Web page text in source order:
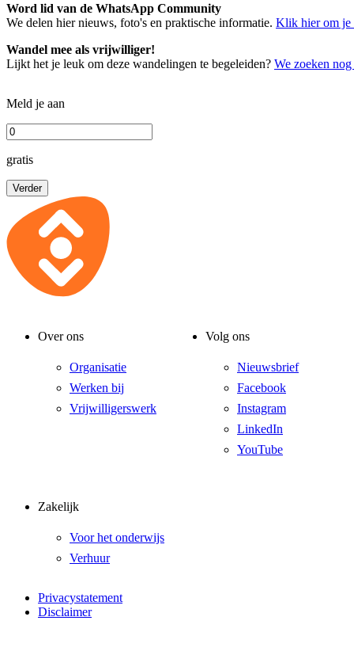
Word lid van de WhatsApp Community
We delen hier nieuws, foto's en praktische informatie. Klik hier om je
Wandel mee als vrijwilliger!
Lijkt het je leuk om deze wandelingen te begeleiden? We zoeken
Meld je aan
gratis
Verder
Over ons
Organisatie
Werken bij
Vrijwilligerswerk
Volg ons
Nieuwsbrief
Facebook
Instagram
LinkedIn
YouTube
Zakelijk
Voor het onderwijs
Verhuur
Privacystatement
Disclaimer